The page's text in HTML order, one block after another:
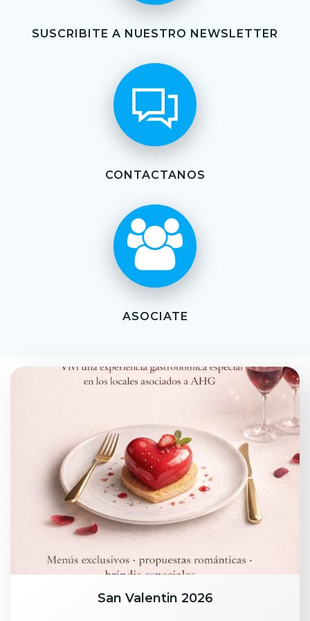
SUSCRIBITE A NUESTRO NEWSLETTER
CONTACTANOS
ASOCIATE
San Valentin 2026